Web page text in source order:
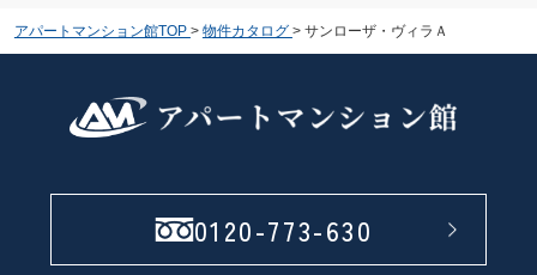
アパートマンション館TOP > 物件カタログ > サンローザ・ヴィラＡ
0120-773-630